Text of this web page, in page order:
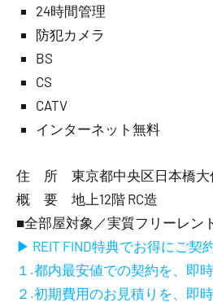
24時間管理
防犯カメラ
BS
CS
CATV
インターネット無料
住 所 東京都中央区日本橋大
概 要 地上12階 RC造
■全部屋対象／実質フリーレン
▶ REIT FIND特典でお得にご契
１.都内最安値での契約を、即
２.初期費用のお見積りを、即